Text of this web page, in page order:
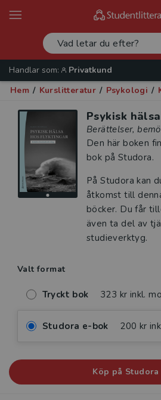
Handlar som:
Privatkund
Hem / Kurslitteratur / Psykologi /
Psykisk
Berättelser,
Den här boken
bok på Studora.
På Studora kan
åtkomst till
böcker. Du får
även ta del av
studieverktyg.
Valt format
Tryckt bok 323 kr inkl.
Studora e-bok 200 kr
Köp på Studora